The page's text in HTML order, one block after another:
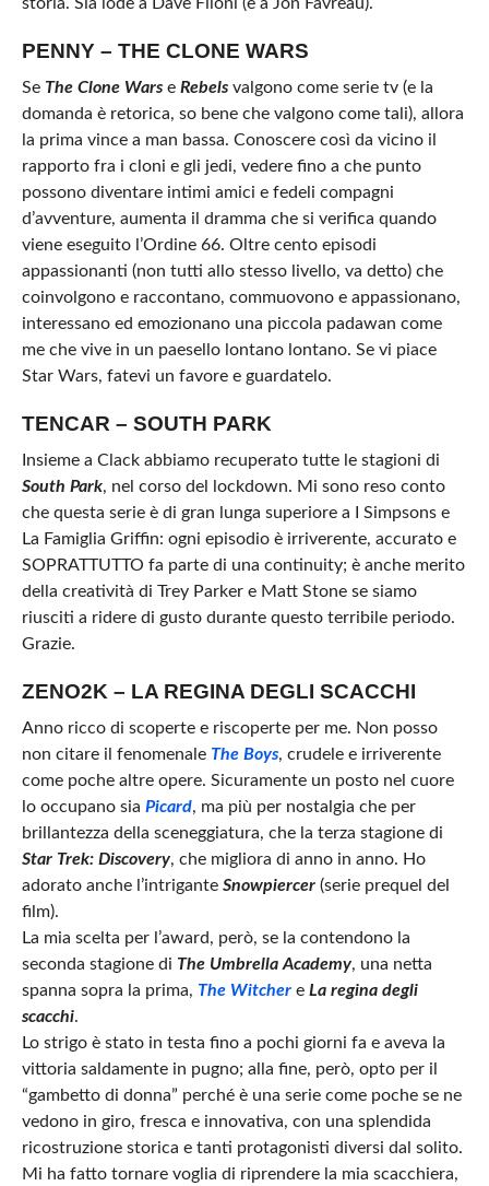
storia. Sia lode a Dave Filoni (e a Jon Favreau).
PENNY – THE CLONE WARS
Se The Clone Warse Rebels valgono come serie tv (e la
domanda è retorica, so bene che valgono come tali), allora
la prima vince a man bassa. Conoscere così da vicino il
rapporto fra i cloni e gli jedi, vedere fino a che punto
possono diventare intimi amici e fedeli compagni
d’avventure, aumenta il dramma che si verifica quando
viene eseguito l’Ordine 66. Oltre cento episodi
appassionanti (non tutti allo stesso livello, va detto) che
coinvolgono e raccontano, commuovono e appassionano,
interessano ed emozionano una piccola padawan come
me che vive in un paesello lontano lontano. Se vi piace
Star Wars, fatevi un favore e guardatelo.
TENCAR – SOUTH PARK
Insieme a Clack abbiamo recuperato tutte le stagioni di
South Park, nel corso del lockdown. Mi sono reso conto
che questa serie è di gran lunga superiore a I Simpsons e
La Famiglia Griffin: ogni episodio è irriverente, accurato e
SOPRATTUTTO fa parte di una continuity; è anche merito
della creatività di Trey Parker e Matt Stone se siamo
riusciti a ridere di gusto durante questo terribile periodo.
Grazie.
ZENO2K – LA REGINA DEGLI SCACCHI
Anno ricco di scoperte e riscoperte per me. Non posso
non citare il fenomenale The Boys, crudele e irriverente
come poche altre opere. Sicuramente un posto nel cuore
lo occupano sia Picard, ma più per nostalgia che per
brillantezza della sceneggiatura, che la terza stagione di
Star Trek: Discovery, che migliora di anno in anno. Ho
adorato anche l’intrigante Snowpiercer(serie prequel del
film).
La mia scelta per l’award, però, se la contendono la
seconda stagione di The Umbrella Academy, una netta
spanna sopra la prima, The Witchere La regina degli
scacchi.
Lo strigo è stato in testa fino a pochi giorni fa e aveva la
vittoria saldamente in pugno; alla fine, però, opto per il
“gambetto di donna” perché è una serie come poche se ne
vedono in giro, fresca e innovativa, con una splendida
ricostruzione storica e tanti protagonisti diversi dal solito.
Mi ha fatto tornare voglia di riprendere la mia scacchiera,